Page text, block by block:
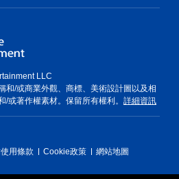
LLC
和/或商業外觀、商標、美術設計圖以及相
或著作權素材。保留所有權利。 詳細資訊
用條款 Cookie政策 網站地圖